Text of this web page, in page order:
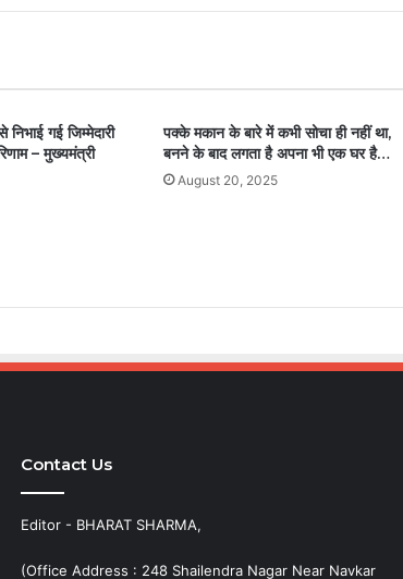
निभाई गई जिम्मेदारी
– मुख्यमंत्री
पक्के मकान के बारे में कभी सोचा ही नहीं था,
बनने के बाद लगता है अपना भी एक घर है…
August 20, 2025
Contact Us
Editor - BHARAT SHARMA,
(Office Address : 248 Shailendra Nagar Near Navkar